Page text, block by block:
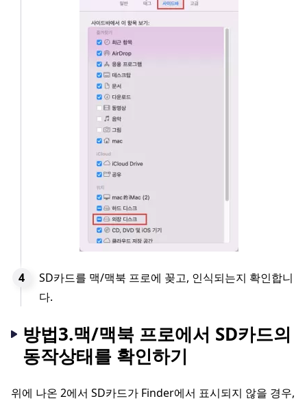
SD카드를 맥/맥북 프로에 꽂고, 인식되는지 확인합니
다.
방법3.맥/맥북 프로에서 SD카드의
동작상태를 확인하기
위에 나온 2에서 SD카드가 Finder에서 표시되지 않을 경우,